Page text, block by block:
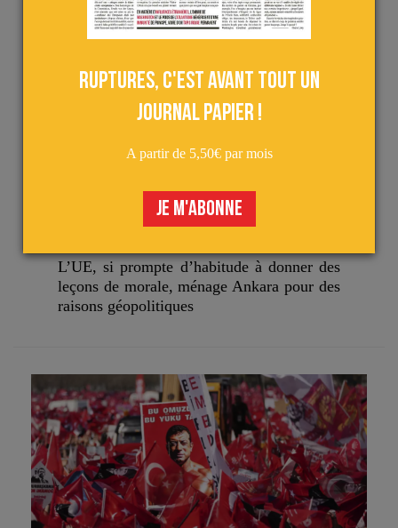
LE PRÉSIDENT TURC FAIT EMPRISONNER SON
PRINCIPAL OPPOSANT, BRUXELLES RESTE D’UNE
L’UE, si prompte d’habitude à donner des
leçons de morale, ménage Ankara pour des
raisons géopolitiques
Ruptures, c'est avant tout un
journal papier !
A partir de 5,50€ par mois
JE M'ABONNE